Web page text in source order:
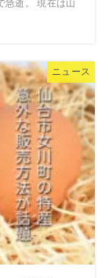
急逝。 現在は山
ニュース